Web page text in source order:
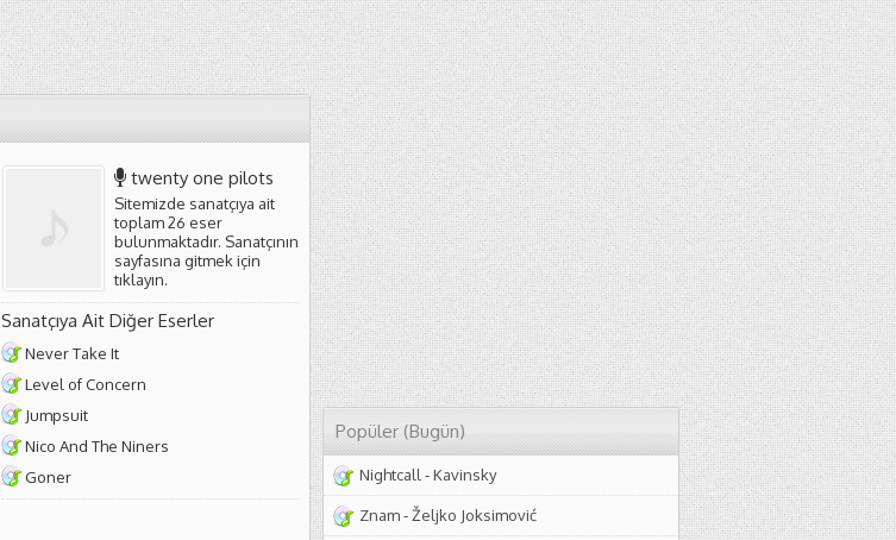
twenty one pilots
Sitemizde sanatçıya ait
toplam 26 eser
bulunmaktadır. Sanatçının
sayfasına gitmek için
tıklayın.
Sanatçıya Ait Diğer Eserler
Never Take It
Level of Concern
Jumpsuit
Nico And The Niners
Goner
Popüler (Bugün)
Nightcall -Kavinsky
Znam-Željko Joksimović